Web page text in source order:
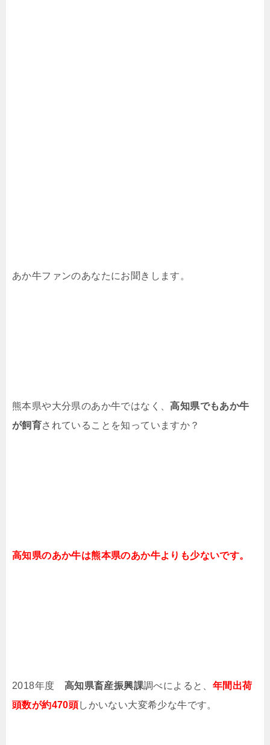
あか牛ファンのあなたにお聞きします。
熊本県や大分県のあか牛ではなく、高知県でもあか牛
が飼育されていることを知っていますか？
高知県のあか牛は熊本県のあか牛よりも少ないです。
2018年度 高知県畜産振興課調べによると、 年間出荷
頭数が約470頭しかいない大変希少な牛です。